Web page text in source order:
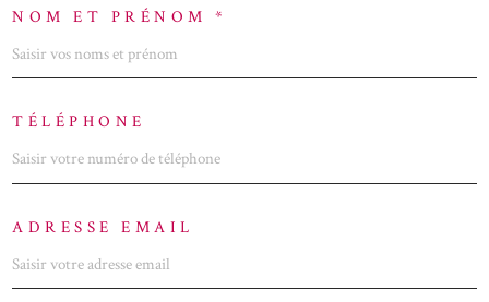
NOM ET PRÉNOM *
TÉLÉPHONE
ADRESSE EMAIL